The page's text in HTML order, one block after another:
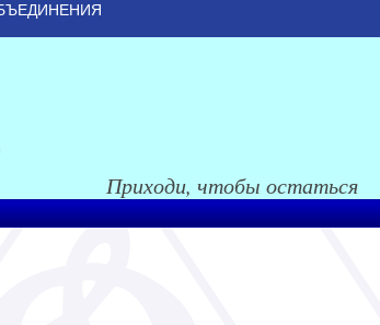
Приходи, чтобы остаться